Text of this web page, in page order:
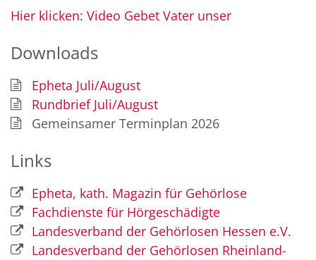
Hier klicken: Video Gebet Vater unser
Downloads
Epheta Juli/August
Rundbrief Juli/August
Gemeinsamer Terminplan 2026
Links
Epheta, kath. Magazin für Gehörlose
Fachdienste für Hörgeschädigte
Landesverband der Gehörlosen Hessen e.V.
Landesverband der Gehörlosen Rheinland-